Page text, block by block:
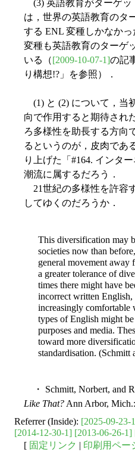
(3) 英語教育がターゲッ
は，世界の英語教育のタ
する ENL 変種しかなか
変種も英語教育のターゲ
いる（[2009-10-07-1]の記
り構想!?」を参照）．
(1) と (2) について，当
向で作用すると期待され
ろ多様性を助長する方向
るというのが，皮肉であ
り上げた「#164. インタ
潮流に属するだろう．
21世紀の多様性を許容
してゆくのだろうか．
This diversification may
societies now than
general movement
a greater tolerance of
times there might have
incorrect written English,
increasingly comfortable
types of English might
purposes and media.
toward more
standardisation. (Schmitt
・ Schmitt, Norbert, and
Like That? Ann Arbor,
Referrer (Inside): [2025-09-23-
[2014-12-30-1] [2013-06-26-1]
[ 固定リンク | 印刷用ペー